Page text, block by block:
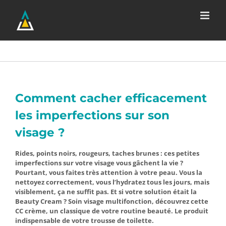
contenu
Comment cacher efficacement
les imperfections sur son
visage ?
Rides, points noirs, rougeurs, taches brunes : ces petites
imperfections sur votre visage vous gâchent la vie ?
Pourtant, vous faites très attention à votre peau. Vous la
nettoyez correctement, vous l’hydratez tous les jours, mais
visiblement, ça ne suffit pas. Et si votre solution était la
Beauty Cream ? Soin visage multifonction, découvrez cette
CC crème, un classique de votre routine beauté. Le produit
indispensable de votre trousse de toilette.